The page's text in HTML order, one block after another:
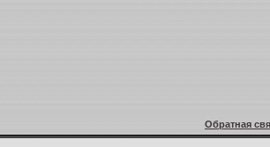
Обратная